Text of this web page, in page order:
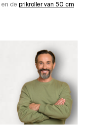
en de prikroller van 50 cm